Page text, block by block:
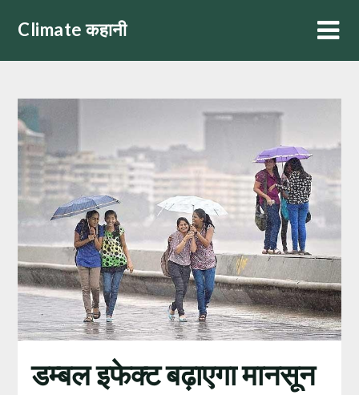
Climate कहानी
डम्बल इफेक्ट बढ़ाएगा मानसून